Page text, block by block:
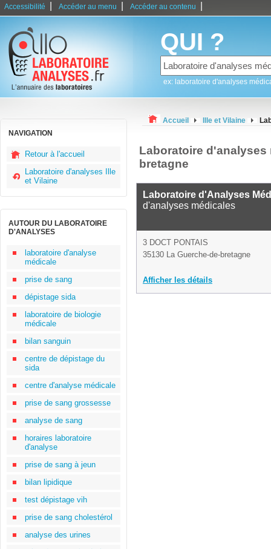
Accessibilité Accéder au menu Accéder au contenu
QUI ?
ex: laboratoire d'analyses
NAVIGATION
Retour à l'accueil
Laboratoire d'analyses Ille
et Vilaine
AUTOUR DU LABORATOIRE
D'ANALYSES
laboratoire d'analyse
médicale
prise de sang
dépistage sida
laboratoire de biologie
médicale
bilan sanguin
centre de dépistage du
sida
centre d'analyse médicale
prise de sang grossesse
analyse de sang
horaires laboratoire
d'analyse
prise de sang à jeun
bilan lipidique
test dépistage vih
prise de sang cholestérol
analyse des urines
Accueil Ille et Vilaine
Laboratoire d'analyses
bretagne
Laboratoire d'Analyses
d'analyses médicales
3 DOCT PONTAIS
35130 La Guerche-de-bretagne
Afficher les détails